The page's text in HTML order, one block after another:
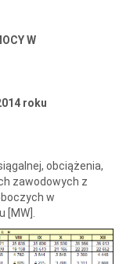
W
roku
obciążenia,
zawodowych z
w